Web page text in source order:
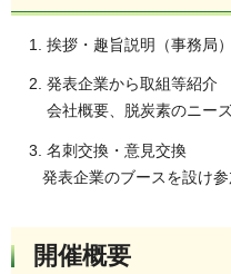
1. 挨拶・趣旨説明（事務局）
2. 発表企業から取組等紹
会社概要、脱炭素のニーズ
3. 名刺交換・意見交換
発表企業のブースを設け参
開催概要